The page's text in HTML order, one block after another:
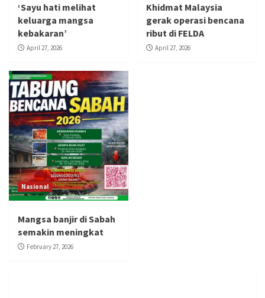
‘Sayu hati melihat
keluarga mangsa
kebakaran’
April 27, 2026
Khidmat Malaysia
gerak operasi bencana
ribut di FELDA
April 27, 2026
Nasional
Mangsa banjir di Sabah
semakin meningkat
February 27, 2026